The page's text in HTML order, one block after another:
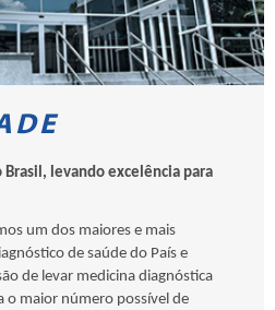
Brasil, levando excelência para
um dos maiores e mais
de saúde do País e
de levar medicina diagnóstica
o maior número possível de